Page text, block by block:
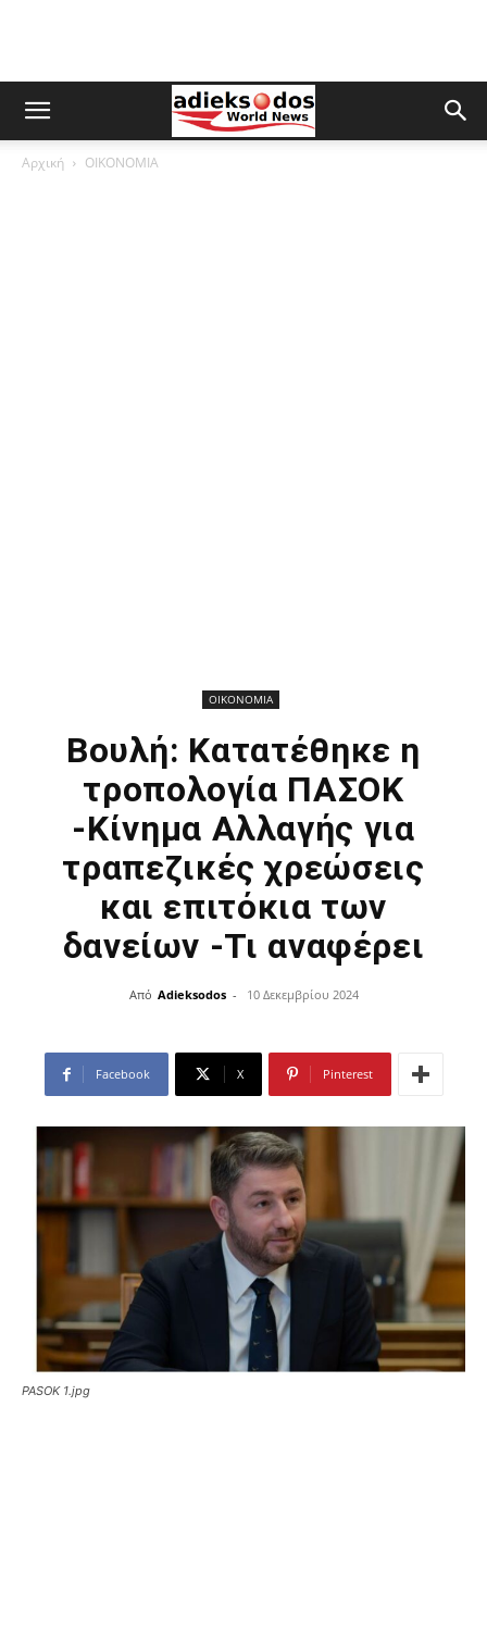
Αρχική ΟΙΚΟΝΟΜΙΑ
ΟΙΚΟΝΟΜΙΑ
Βουλή: Κατατέθηκε η
τροπολογία ΠΑΣΟΚ
-Κίνημα Αλλαγής για
τραπεζικές χρεώσεις
και επιτόκια των
δανείων -Τι αναφέρει
Από Adieksodos - 10 Δεκεμβρίου 2024
Facebook X Pinterest
PASOK 1.jpg